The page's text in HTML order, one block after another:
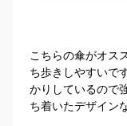
こちらの傘がオス
ち歩きしやすいで
かりしているので
ち着いたデザイン